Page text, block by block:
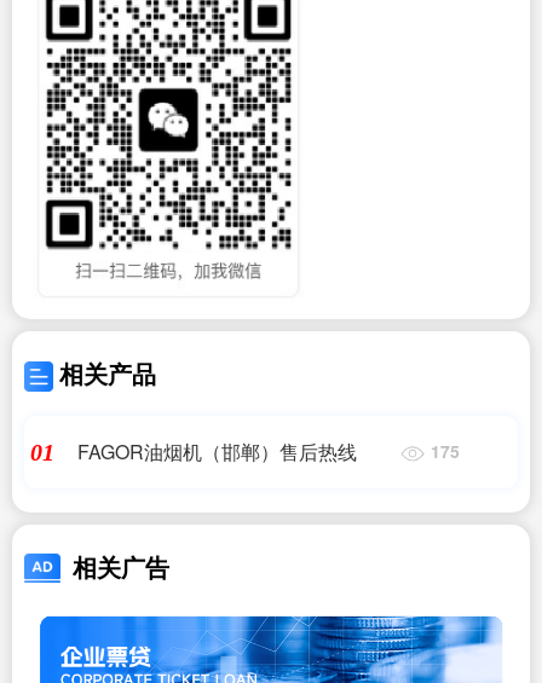
相关产品
01 FAGOR油烟机（邯郸）售后热线 175
相关广告